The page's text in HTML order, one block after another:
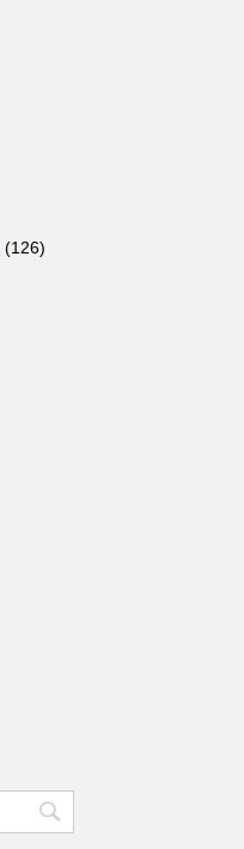
(126)